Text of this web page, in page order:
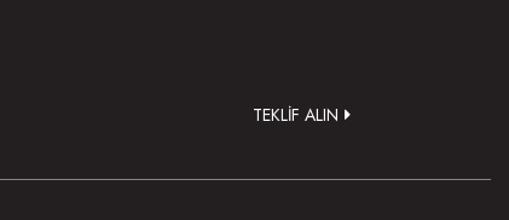
TEKLİF ALIN